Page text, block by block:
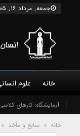
جمعه, مرداد ۱۶, ۱۴۰۵
خانه
درباره ما شورای عالی
علوم
آزمایشگاه: کارهای
خانه منابع و مأخذ